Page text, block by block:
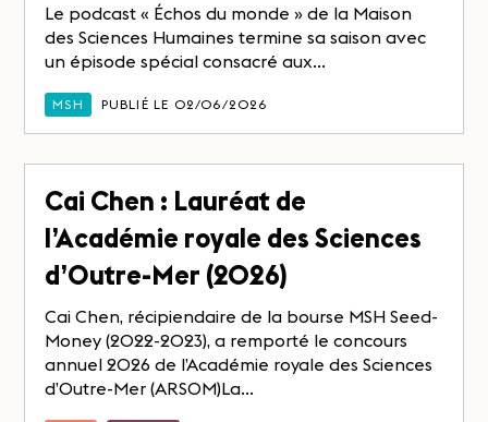
Le podcast « Échos du monde » de la Maison
des Sciences Humaines termine sa saison avec
un épisode spécial consacré aux...
MSH PUBLIÉ LE 02/06/2026
Cai Chen : Lauréat de
l’Académie royale des Sciences
d’Outre-Mer (2026)
Cai Chen, récipiendaire de la bourse MSH Seed-
Money (2022-2023), a remporté le concours
annuel 2026 de l’Académie royale des Sciences
d’Outre-Mer (ARSOM)La...